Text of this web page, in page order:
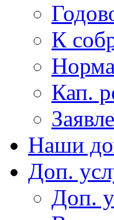
К
Кап.
Наши
Доп.
Доп.